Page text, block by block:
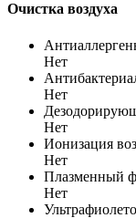
Очистка воздуха
Нет
Нет
Нет
Ионизация
Нет
Плазменный
Нет